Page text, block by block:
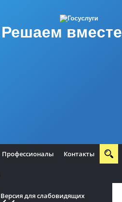
Решаем вместе
Профессионалы Контакты
Версия для слабовидящих